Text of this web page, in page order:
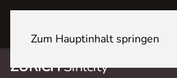
Zum Hauptinhalt springen
ZÜRICHSihlcity